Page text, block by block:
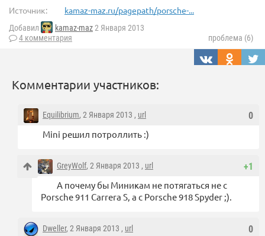
Источник: kamaz-maz.ru/pagepath/porsche-...
Добавил kamaz-maz2 Января 2013
4 комментария
проблема (6)
Комментарии участников:
0
Equilibrium, 2 Января 2013 , url
Mini решил потроллить :)
+1
GreyWolf, 2 Января 2013 , url
А почему бы Миникам не потягаться не с
Porsche 911 Carrera S, а с Porsche 918 Spyder ;).
0
Dweller, 2 Января 2013 , url